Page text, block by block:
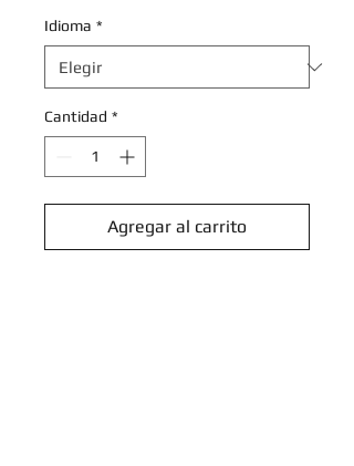
Idioma *
Cantidad *
Agregar al carrito